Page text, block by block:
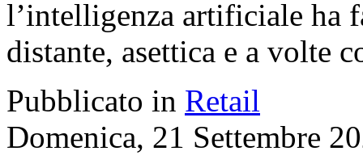
l’intelligenza artificiale ha
distante, asettica e a volte
Pubblicato in Retail
Domenica, 21 Settembre